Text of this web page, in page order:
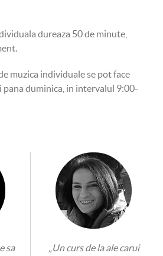
dureaza 50 de minute,
muzica individuale se pot face
pana duminica, in intervalul 9:00-
sa
„Un curs de la ale carui